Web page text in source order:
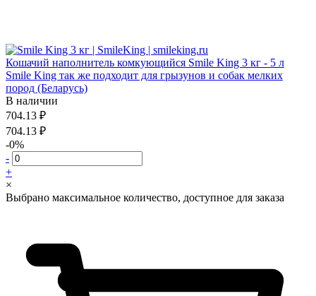
Кошачий наполнитель комкующийся Smile King 3 кг - 5 л
Smile King так же подходит для грызунов и собак мелких
пород (Беларусь)
В наличии
704.13 ₽
704.13 ₽
-0%
-
+
×
Выбрано максимальное количество, доступное для заказа